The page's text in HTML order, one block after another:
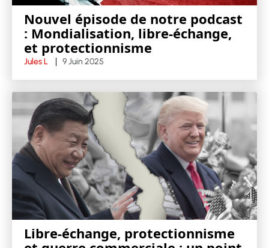
Nouvel épisode de notre podcast
: Mondialisation, libre-échange,
et protectionnisme
Jules L 9 Juin 2025
Libre-échange, protectionnisme